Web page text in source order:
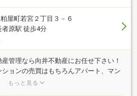
屋町若宮２丁目３－６
者原駅 徒歩4分
管理なら向井不動産にお任せ下さい！
ョンの売買はもちろんアパート、マン
駐車場の不動産管理＆仲介まで、経験
もっと見る